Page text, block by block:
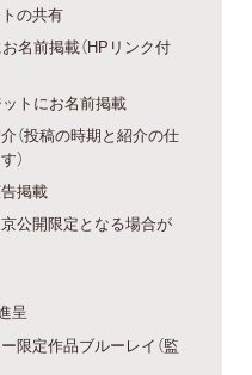
の共有
名前掲載（HPリンク付
ットにお名前掲載
（投稿の時期と紹介の仕
）
掲載
公開限定となる場合が
呈
限定作品ブルーレイ（監